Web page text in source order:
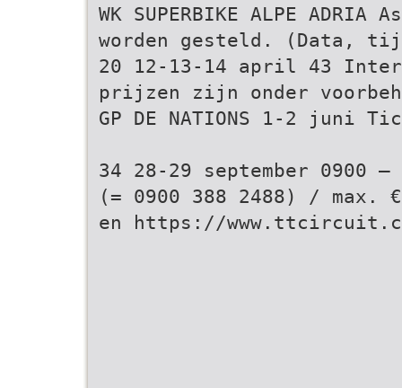
WK SUPERBIKE ALPE
worden gesteld. (Data,
20 12-13-14 april 43
prijzen zijn onder
GP DE NATIONS 1-2 juni
34 28-29 september 0900 –
(= 0900 388 2488) / max.
en https://